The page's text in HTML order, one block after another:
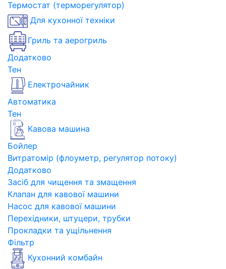
Термостат (терморегулятор)
Для кухонної техніки
Гриль та аерогриль
Додатково
Тен
Електрочайник
Автоматика
Тен
Кавова машина
Бойлер
Витратомір (флоуметр, регулятор потоку)
Додатково
Засіб для чищення та змащення
Клапан для кавової машини
Насос для кавової машини
Перехідники, штуцери, трубки
Прокладки та ущільнення
Фільтр
Кухонний комбайн